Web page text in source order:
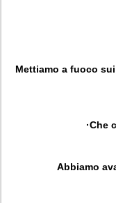
Mettiamo a fuoco
·Che
Abbiamo